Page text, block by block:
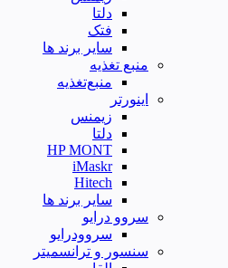
دلتا
فتک
سایر برند ها
منبع تغذیه
منبع‌تغذیه
اینورتر
زیمنس
دلتا
HP MONT
iMaskr
Hitech
سایر برند ها
سروو درایو
سروودرایو
سنسور و ترانسمیتر